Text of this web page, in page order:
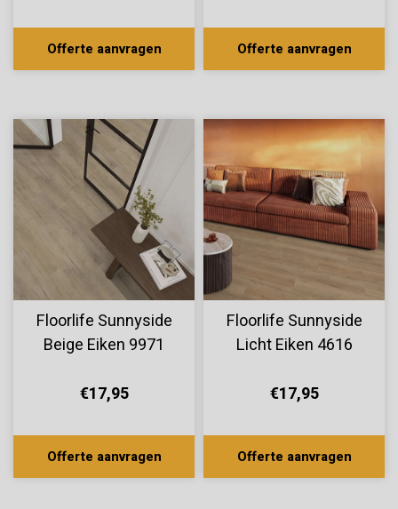
Offerte aanvragen Offerte aanvragen
Floorlife Sunnyside
Beige Eiken 9971
€17,95
Offerte aanvragen
Floorlife Sunnyside
Licht Eiken 4616
€17,95
Offerte aanvragen